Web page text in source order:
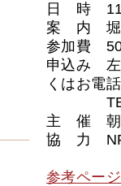
日 時 11
案 内
参加費
申込み 左
くはお電
TEL
主 催 朝
協 力
参考ページ